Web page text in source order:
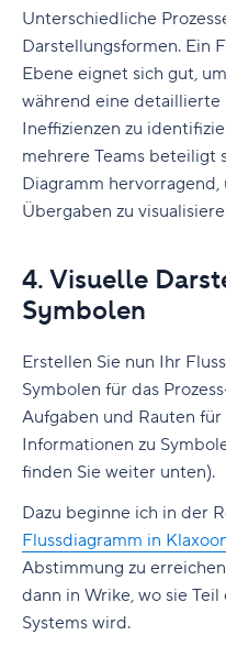
Unterschiedliche
Darstellungsformen. Ein
Ebene eignet sich gut,
während eine detaillierte
Ineffizienzen zu
mehrere Teams beteiligt
Diagramm
Übergaben zu
4. Visuelle
Symbolen
Erstellen Sie nun Ihr
Symbolen für das
Aufgaben und Rauten
Informationen zu
finden Sie weiter unten).
Dazu beginne ich in der
Flussdiagramm in
Abstimmung zu
dann in Wrike, wo sie
Systems wird.